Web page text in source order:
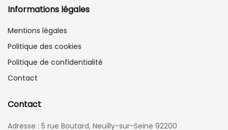
Informations légales
Mentions légales
Politique des cookies
Politique de confidentialité
Contact
Contact
Adresse : 5 rue Boutard, Neuilly-sur-Seine 92200